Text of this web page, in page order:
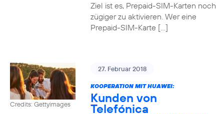
Ziel ist es, Prepaid-SIM-Karten noch
zügiger zu aktivieren. Wer eine
Prepaid-SIM-Karte […]
Credits: Gettyimages
27. Februar 2018
KOOPERATION MIT HUAWEI:
Kunden von
Telefónica